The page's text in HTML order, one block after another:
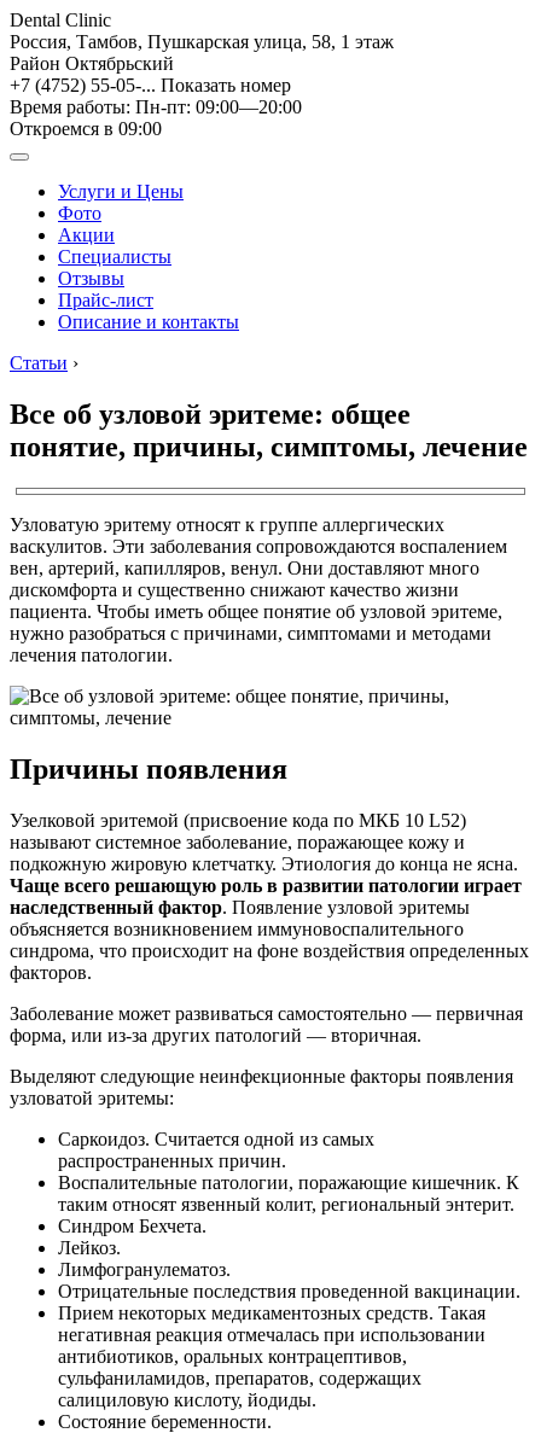
Dental Clinic
Россия, Тамбов, Пушкарская улица, 58, 1 этаж
Район Октябрьский
+7 (4752) 55-05-... Показать номер
Время работы: Пн-пт: 09:00—20:00
Откроемся в 09:00
Услуги и Цены
Фото
Акции
Специалисты
Отзывы
Прайс-лист
Описание и контакты
Статьи ›
Все об узловой эритеме: общее
понятие, причины, симптомы, лечение
Узловатую эритему относят к группе аллергических
васкулитов. Эти заболевания сопровождаются воспалением
вен, артерий, капилляров, венул. Они доставляют много
дискомфорта и существенно снижают качество жизни
пациента. Чтобы иметь общее понятие об узловой эритеме,
нужно разобраться с причинами, симптомами и методами
лечения патологии.
Причины появления
Узелковой эритемой (присвоение кода по МКБ 10 L52)
называют системное заболевание, поражающее кожу и
подкожную жировую клетчатку. Этиология до конца не ясна.
Чаще всего решающую роль в развитии патологии играет
наследственный фактор. Появление узловой эритемы
объясняется возникновением иммуновоспалительного
синдрома, что происходит на фоне воздействия определенных
факторов.
Заболевание может развиваться самостоятельно — первичная
форма, или из-за других патологий — вторичная.
Выделяют следующие неинфекционные факторы появления
узловатой эритемы:
Саркоидоз. Считается одной из самых
распространенных причин.
Воспалительные патологии, поражающие кишечник. К
таким относят язвенный колит, региональный энтерит.
Синдром Бехчета.
Лейкоз.
Лимфогранулематоз.
Отрицательные последствия проведенной вакцинации.
Прием некоторых медикаментозных средств. Такая
негативная реакция отмечалась при использовании
антибиотиков, оральных контрацептивов,
сульфаниламидов, препаратов, содержащих
салициловую кислоту, йодиды.
Состояние беременности.